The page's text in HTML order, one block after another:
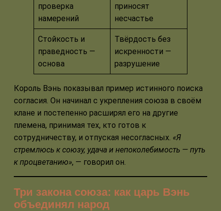
проверка
намерений
приносят
несчастье
Стойкость и
праведность —
основа
Твёрдость без
искренности —
разрушение
Король Вэнь показывал пример истинного поиска
согласия. Он начинал с укрепления союза в своём
клане и постепенно расширял его на другие
племена, принимая тех, кто готов к
сотрудничеству, и отпуская несогласных. «Я
стремлюсь к союзу, удача и непоколебимость — путь
к процветанию», — говорил он.
Три закона союза: как царь Вэнь
объединял народ